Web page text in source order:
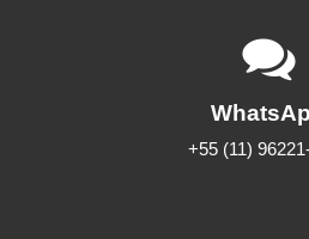
+55 (11)